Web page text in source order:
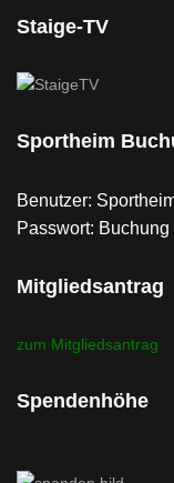
Staige-TV
Sportheim
Benutzer:
Passwort: Buchung
Mitgliedsantrag
zum Mitgliedsantrag
Spendenhöhe